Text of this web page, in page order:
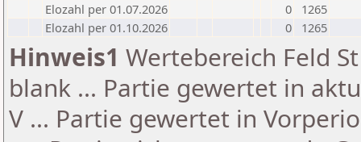
Elozahl per 01.07.2026
0
1265
Elozahl per 01.10.2026
0 1265
Hinweis1 Wertebereich Feld
blank ... Partie gewertet in
V ... Partie gewertet in